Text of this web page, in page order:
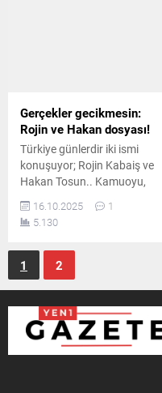
Gerçekler gecikmesin:
Rojin ve Hakan dosyası!
Türkiye günlerdir iki ismi
konuşuyor; Rojin Kabaiş ve
Hakan Tosun.. Kamuoyu,
özellikle sosyal medyayı
kullanarak bu iki olayın tam
olarak aydınlatılmasını
Üniversitesi’nde öğrenim
gören 21 yaşındaki Rojin
Kabaiş, 27 Eylül günü
yurttan ayrıldıktan sonra
kayboldu.. Yaklaşık 18 gün
sonra, Van Gölü kıyısında
cansız bedeni bulundu.. İlk...
16.10.2025
1
5.130
1 2